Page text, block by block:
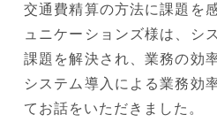
交通費精算の方法に課題を
ュニケーションズ様は、シ
課題を解決され、業務の効
システム導入による業務効
てお話をいただきました。